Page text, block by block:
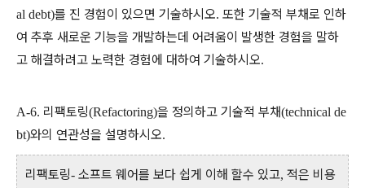
al debt)를 진 경험이 있으면 기술하시오. 또한 기술적 부채로 인하
여 추후 새로운 기능을 개발하는데 어려움이 발생한 경험을 말하
고 해결하려고 노력한 경험에 대하여 기술하시오.
A-6. 리팩토링(Refactoring)을 정의하고 기술적 부채(technical de
bt)와의 연관성을 설명하시오.
리팩토링- 소프트 웨어를 보다 쉽게 이해 할수 있고, 적은 비용